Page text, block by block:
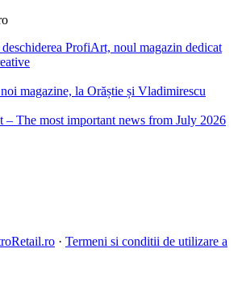
ProfiArt, noul magazin dedicat
magazine, la Orăștie și Vladimirescu
– The most important news from July 2026
· Termeni si conditii de utilizare a